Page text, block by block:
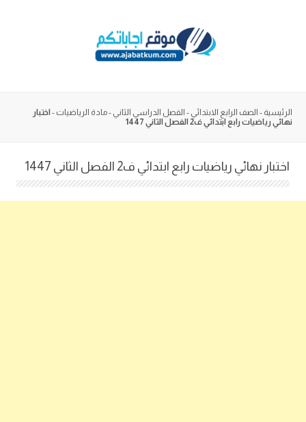
الرئيسية - الصف الرابع الابتدائي - الفصل الدراسي الثاني -مادة الرياضيات - اختبار
نهائي رياضيات رابع ابتدائي ف2 الفصل الثاني 1447
اختبار نهائي رياضيات رابع ابتدائي ف2 الفصل الثاني 1447